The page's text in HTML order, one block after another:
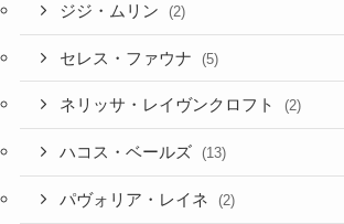
ジジ・ムリン (2)
セレス・ファウナ (5)
ネリッサ・レイヴンクロフト (2)
ハコス・ベールズ (13)
パヴォリア・レイネ (2)